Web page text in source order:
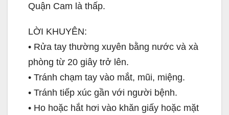
Quận Cam là thấp.
LỜI KHUYÊN:
• Rửa tay thường xuyên bằng nước và xà
phòng từ 20 giây trở lên.
• Tránh chạm tay vào mắt, mũi, miệng.
• Tránh tiếp xúc gần với người bệnh.
• Ho hoặc hắt hơi vào khăn giấy hoặc mặt